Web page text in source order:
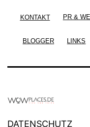
KONTAKT PR &
BLOGGER LINKS
DATENSCHUTZ